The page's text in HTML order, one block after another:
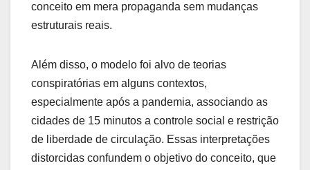
conceito em mera propaganda sem mudanças
estruturais reais.
Além disso, o modelo foi alvo de teorias
conspiratórias em alguns contextos,
especialmente após a pandemia, associando as
cidades de 15 minutos a controle social e restrição
de liberdade de circulação. Essas interpretações
distorcidas confundem o objetivo do conceito, que